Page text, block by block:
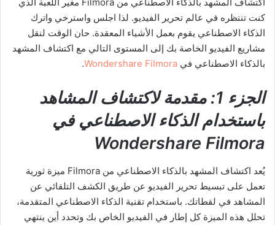
اكتشاف المشهد بالذكاء الاصطناعي من Filmora مغير اللعبة الذي
كنت تنتظره في عالم تحرير الفيديو. لذا اجلس واسترخي واترك
الذكاء الاصطناعي يقوم بعمل الأشياء المعقدة. حان الوقت لنقل
مشاريع الفيديو الخاصة بك إلى المستوى التالي مع اكتشاف المشهد
بالذكاء الاصطناعي في Wondershare Filmora
.
الجزء 1: مقدمة لاكتشاف المشاهد
باستخدام الذكاء الاصطناعي في
Wondershare Filmora
يُعد اكتشاف المشهد بالذكاء الاصطناعي من Filmora ميزة ثورية
تعمل على تبسيط تحرير الفيديو عن طريق الكشف التلقائي عن
المشاهد في لقطاتك. باستخدام تقنية الذكاء الاصطناعي المتقدمة،
تحلل هذه الميزة كل إطار في الفيديو الخاص بك وتحدد أين ينتهي